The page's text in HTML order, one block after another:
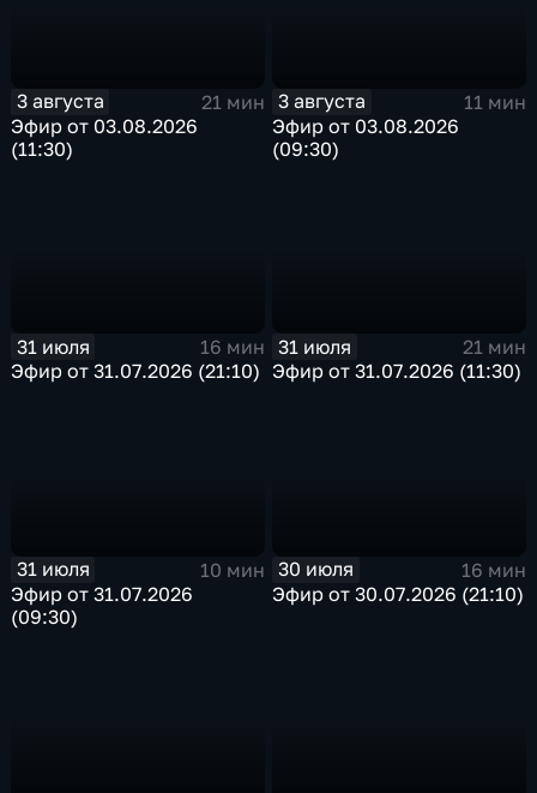
3 августа
21 мин
Эфир от 03.08.2026
(11:30)
3 августа
11 мин
Эфир от 03.08.2026
(09:30)
31 июля
16 мин
Эфир от 31.07.2026 (21:10)
31 июля
21 мин
Эфир от 31.07.2026 (11:30)
31 июля
10 мин
Эфир от 31.07.2026
(09:30)
30 июля
16 мин
Эфир от 30.07.2026 (21:10)